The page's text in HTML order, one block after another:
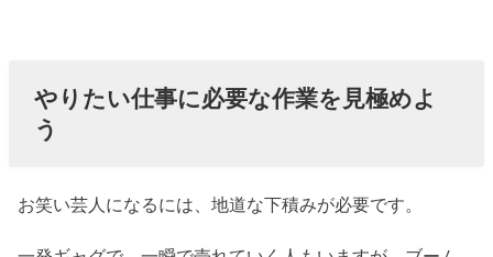
やりたい仕事に必要な作業を見極めよ
う
お笑い芸人になるには、地道な下積みが必要です。